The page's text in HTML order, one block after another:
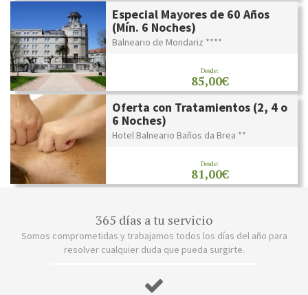
Especial Mayores de 60 Años
(Mín. 6 Noches)
Balneario de Mondariz ****
Desde:
85,00€
Oferta con Tratamientos (2, 4 o
6 Noches)
Hotel Balneario Baños da Brea **
Desde:
81,00€
365 días a tu servicio
Somos comprometidas y trabajamos todos los días del año para
resolver cualquier duda que pueda surgirte.